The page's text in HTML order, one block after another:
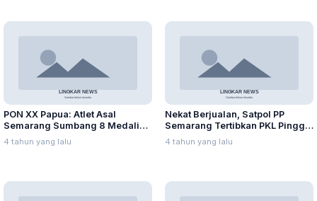
PON XX Papua: Atlet Asal
Semarang Sumbang 8 Medali
hingga Hari Ke-4
4 tahun yang lalu
Nekat Berjualan, Satpol PP
Semarang Tertibkan PKL Pinggir
Jalan Simongan
4 tahun yang lalu